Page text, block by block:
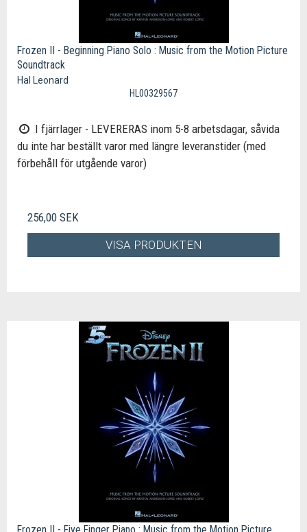
Frozen II - Beginning Piano Solo : Music from the Motion Picture
Soundtrack
Hal Leonard
HL00329567
I fjärrlager - LEVERERAS inom 5-8 arbetsdagar, såvida
du inte har beställt varor med längre leveranstider (med
förbehåll för utgående varor)
256,00 SEK
VISA PRODUKTEN
Frozen II - Five Finger Piano : Music from the Motion Picture